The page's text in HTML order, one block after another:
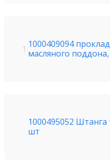
1 1000409094
масляного
1000495052 Штанга
шт